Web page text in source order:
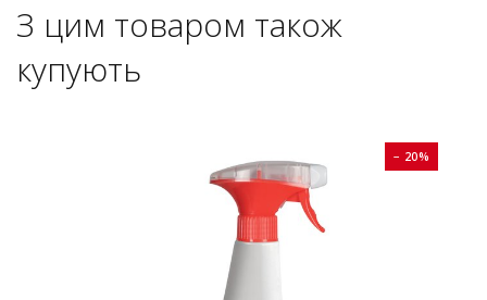
З цим товаром також
купують
− 20%